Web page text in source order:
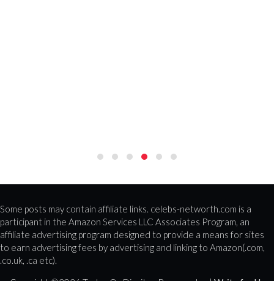
Some posts may contain affiliate links. celebs-networth.com is a
participant in the Amazon Services LLC Associates Program, an
affiliate advertising program designed to provide a means for sites
to earn advertising fees by advertising and linking to Amazon(.com,
.co.uk, .ca etc).